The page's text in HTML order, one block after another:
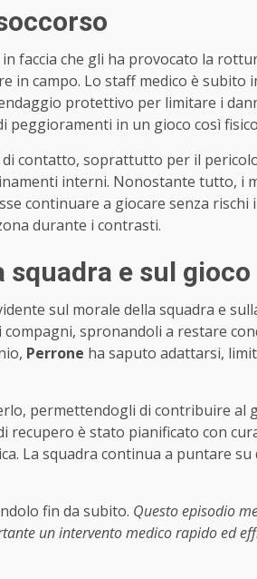
faccia che gli ha provocato la
in campo. Lo staff medico è subito
protettivo per limitare i
in un gioco così
contatto, soprattutto per il
interni. Nonostante tutto, i
continuare a giocare senza rischi
durante i contrasti.
squadra e sul gioco
sul morale della squadra e
compagni, spronandoli a restare
Perrone ha saputo adattarsi,
permettendogli di contribuire al
recupero è stato pianificato con
La squadra continua a puntare su
fin da subito. Questo episodio
un intervento medico rapido ed